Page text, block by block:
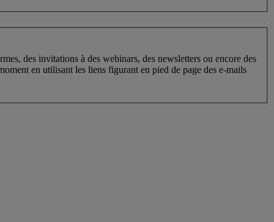
des invitations à des webinars, des newsletters ou encore des
en utilisant les liens figurant en pied de page des e-mails